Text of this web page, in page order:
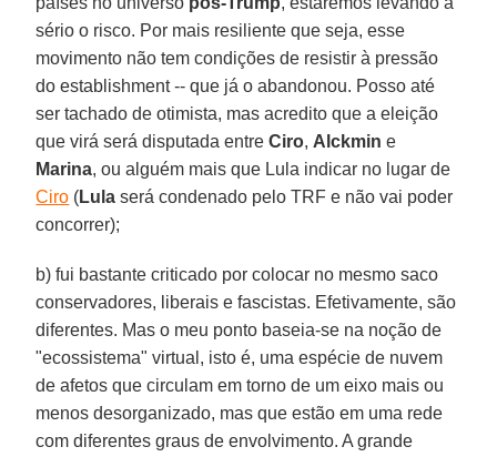
sério o risco. Por mais resiliente que seja, esse
movimento não tem condições de resistir à pressão
do establishment -- que já o abandonou. Posso até
ser tachado de otimista, mas acredito que a eleição
que virá será disputada entreCiro, Alckmin e
Marina, ou alguém mais que Lula indicar no lugar de
Ciro (Lula será condenado pelo TRF e não vai poder
concorrer);
b) fui bastante criticado por colocar no mesmo saco
conservadores, liberais e fascistas. Efetivamente, são
diferentes. Mas o meu ponto baseia-se na noção de
"ecossistema" virtual, isto é, uma espécie de nuvem
de afetos que circulam em torno de um eixo mais ou
menos desorganizado, mas que estão em uma rede
com diferentes graus de envolvimento. A grande